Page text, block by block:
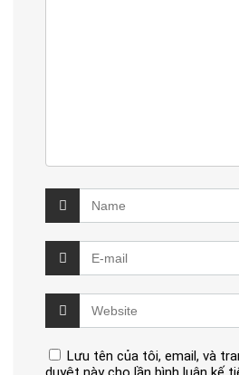
Lưu tên của tôi, email, và